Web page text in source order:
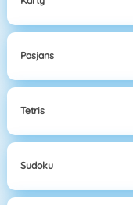
Pasjans
Tetris
Sudoku